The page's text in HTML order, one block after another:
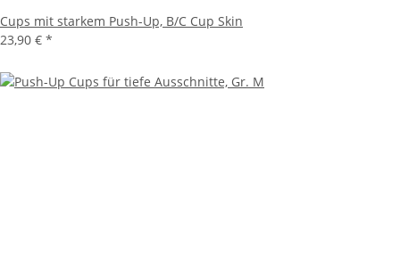
Cups mit starkem Push-Up, B/C Cup Skin
23,90 € *